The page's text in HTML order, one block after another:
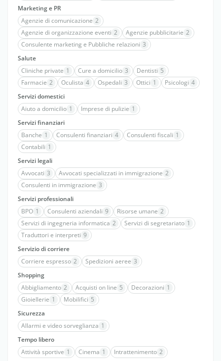
Marketing e PR
Agenzie di comunicazione 2
Agenzie di organizzazione eventi 2 Agenzie pubblicitarie 2
Consulente marketing e Pubbliche relazioni 3
Salute
Cliniche private 1 Cure a domicilio 3 Dentisti 5
Farmacie 2 Oculista 4 Ospedali 3 Ottici 1 Psicologi 4
Servizi domestici
Aiuto a domicilio 1 Imprese di pulizie 1
Servizi finanziari
Banche 1 Consulenti finanziari 4 Consulenti fiscali 1
Contabili 1
Servizi legali
Avvocati 3 Avvocati specializzati in immigrazione 2
Consulenti in immigrazione 3
Servizi professionali
BPO 1 Consulenti aziendali 9 Risorse umane 2
Servizi di ingegneria informatica 2 Servizi di segretariato 1
Traduttori e interpreti 9
Servizio di corriere
Corriere espresso 2 Spedizioni aeree 3
Shopping
Abbigliamento 2 Acquisti on line 5 Decorazioni 1
Gioiellerie 1 Mobilifici 5
Sicurezza
Allarmi e video sorveglianza 1
Tempo libero
Attività sportive 1 Cinema 1 Intrattenimento 2